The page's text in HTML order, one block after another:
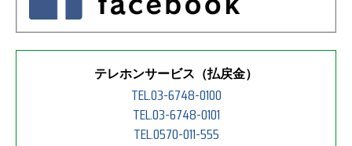
テレホンサービス（払戻金）
TEL.03-6748-0100
TEL.03-6748-0101
TEL.0570-011-555